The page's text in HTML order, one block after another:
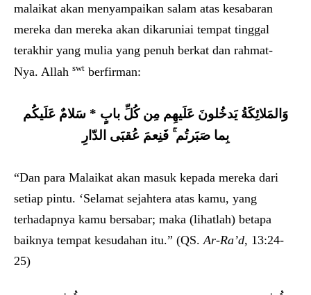
malaikat akan menyampaikan salam atas kesabaran
mereka dan mereka akan dikaruniai tempat tinggal
terakhir yang mulia yang penuh berkat dan rahmat-
Nya. Allah swt berfirman:
وَالمَلائِكَةُ يَدخُلونَ عَلَيهِم مِن كُلِّ بابٍ * سَلامٌ عَلَيكُم
بِما صَبَرتُم ۚ فَنِعمَ عُقبَى الدّارِ
“Dan para Malaikat akan masuk kepada mereka dari
setiap pintu. ‘Selamat sejahtera atas kamu, yang
terhadapnya kamu bersabar; maka (lihatlah) betapa
baiknya tempat kesudahan itu.” (QS.Ar-Ra’d, 13:24-
25)